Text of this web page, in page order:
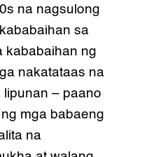
na nagsulong
sa
kababaihan ng
nakatataas na
lipunan – paano
mga babaeng
na